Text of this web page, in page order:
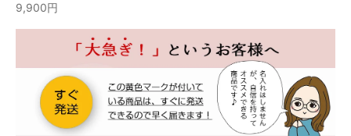
9,900円